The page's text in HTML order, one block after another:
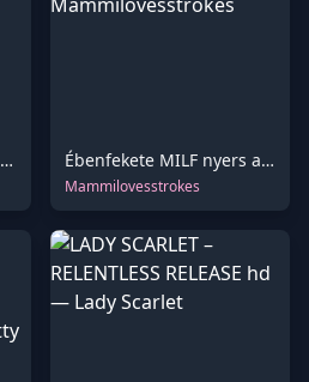
A Moslék Disznó Felfalta Úrnője Minden Egyes Maradékát Ébenfekete MILF nyers anális élménye és arany folyása
Mammilovesstrokes